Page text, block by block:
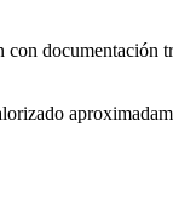
documentación